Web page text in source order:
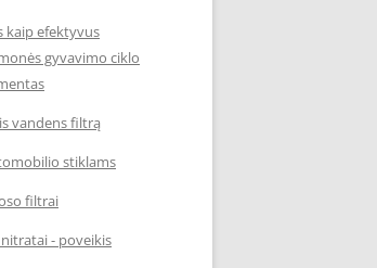
kaip efektyvus
gyvavimo ciklo
vandens filtrą
stiklams
filtrai
- poveikis